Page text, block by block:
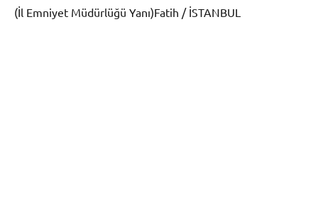
(İl Emniyet Müdürlüğü Yanı)Fatih / İSTANBUL